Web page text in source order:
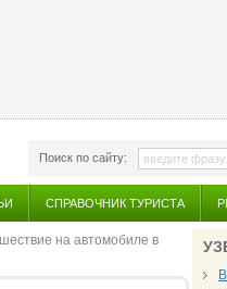
Поиск по сайту:
СПРАВОЧНИК ТУРИСТА
на автомобиле в